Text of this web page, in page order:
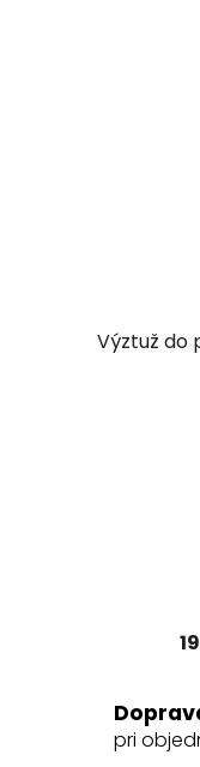
Výztuž do
19
pri